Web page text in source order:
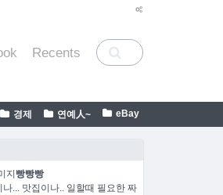
Recents
경제 연예人~ eBay
빵빵빵
나... 맛집이나.. 일할때 필요한 짜